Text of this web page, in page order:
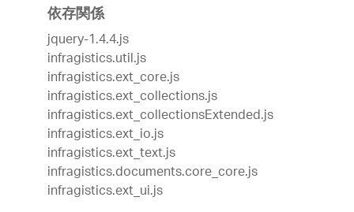
依存関係
jquery-1.4.4.js
infragistics.util.js
infragistics.ext_core.js
infragistics.ext_collections.js
infragistics.ext_collectionsExtended.js
infragistics.ext_io.js
infragistics.ext_text.js
infragistics.documents.core_core.js
infragistics.ext_ui.js